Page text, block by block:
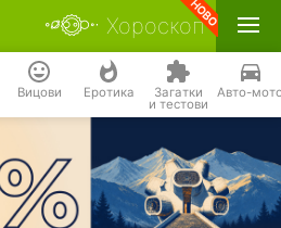
Хороскоп
Вицови Еротика Загатки
и тестови
Авто-